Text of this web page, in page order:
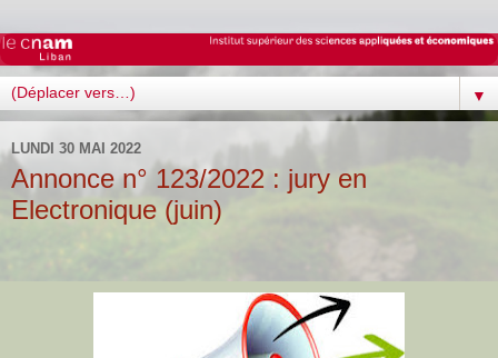
▼
LUNDI 30 MAI 2022
Annonce n° 123/2022 : jury en
Electronique (juin)